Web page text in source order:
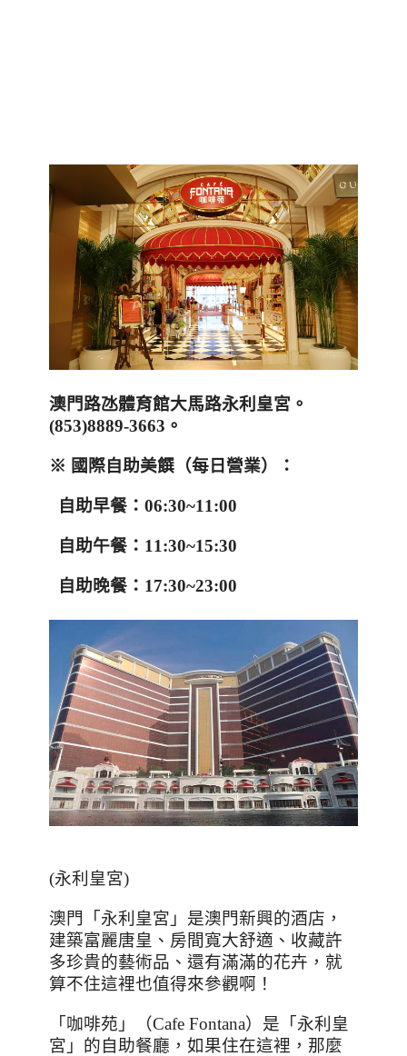
澳門路氹體育館大馬路永利皇宮 。
(853)8889-3663 。
※ 國際自助美饌 （每日營業） ：
自助早餐 ：06:30~11:00
自助午餐 ： 11:30~15:30
自助晚餐 ：17:30~23:00
(永利皇宮)
澳門「永利皇宮」是澳門新興的酒店，
建築富麗唐皇、房間寬大舒適、收藏許
多珍貴的藝術品、還有滿滿的花卉，就
算不住這裡也值得來參觀啊！
「咖啡苑」（Cafe Fontana）是「永利皇
宮」的自助餐廳，如果住在這裡，那麼